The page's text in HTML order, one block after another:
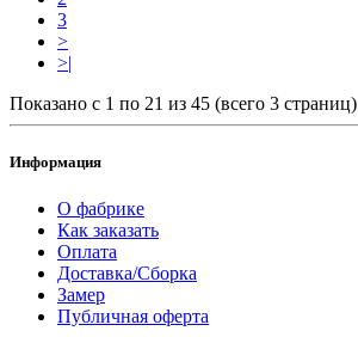
3
>
>|
Показано с 1 по 21 из 45 (всего 3 страниц)
Информация
О фабрике
Как заказать
Оплата
Доставка/Сборка
Замер
Публичная оферта